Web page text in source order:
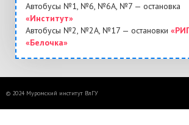
Автобусы №1, №6, №6А, №7 — остановка
«Институт»
Автобусы №2, №2А, №17 — остановки
«Белочка»
© 2024 Муромский институт ВлГУ